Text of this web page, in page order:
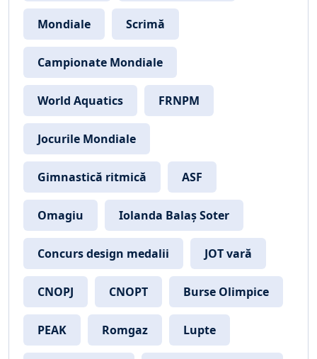
Mondiale Scrimă
Campionate Mondiale
World Aquatics FRNPM
Jocurile Mondiale
Gimnastică ritmică ASF
Omagiu Iolanda Balaș Soter
Concurs design medalii JOT vară
CNOPJ CNOPT Burse Olimpice
PEAK Romgaz Lupte